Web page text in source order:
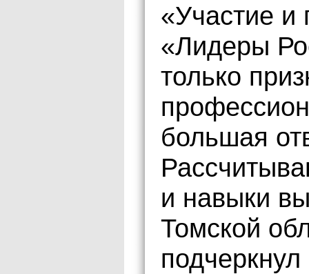
«Участие и
«Лидеры
только
большая
и навыки
Томской
подчеркнул